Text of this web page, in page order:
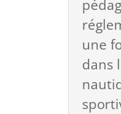
une
dans